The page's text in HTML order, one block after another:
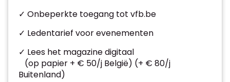
✓ Onbeperkte toegang tot vfb.be
✓ Ledentarief voor evenementen
✓ Lees het magazine digitaal
(op papier + € 50/j België) (+ € 80/j
Buitenland)